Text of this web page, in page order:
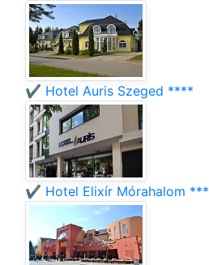
✔️ Hotel Auris Szeged ****
✔️ Hotel Elixír Mórahalom ***